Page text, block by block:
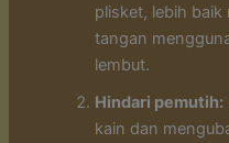
plisket, lebih
tangan
lembut.
Hindari pemutih:
kain dan